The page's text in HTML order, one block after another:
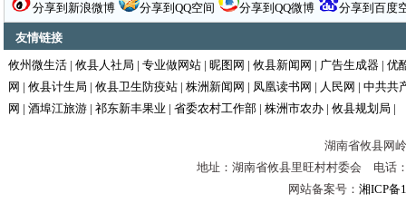
分享到新浪微博 分享到QQ空间 分享到QQ微博 分享到百度
友情链接
攸州微生活 | 攸县人社局 | 专业做网站 | 昵图网 | 攸县新闻网 | 广告生成器 | 优
网 | 攸县计生局 | 攸县卫生防疫站 | 株洲新闻网 | 凤凰读书网 | 人民网 | 中共共
网 | 酒埠江旅游 | 祁东新丰果业 | 省委农村工作部 | 株洲市农办 | 攸县规划局 |
湖南省攸县网
地址：湖南省攸县里旺村村委会 电
网站备案号： 湘ICP备